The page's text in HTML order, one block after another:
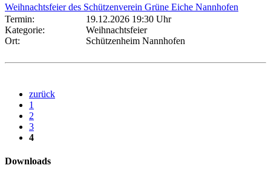
Weihnachtsfeier des Schützenverein Grüne Eiche Nannhofen
Termin:
19.12.2026 19:30 Uhr
Kategorie:
Weihnachtsfeier
Ort:
Schützenheim Nannhofen
zurück
1
2
3
4
Downloads